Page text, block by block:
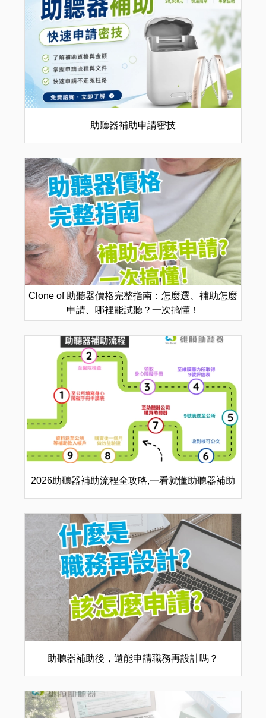
助聽器補助申請密技
Clone of 助聽器價格完整指南：怎麼選、補助怎麼
申請、哪裡能試聽？一次搞懂！
2026助聽器補助流程全攻略,一看就懂助聽器補助
助聽器補助後，還能申請職務再設計嗎？